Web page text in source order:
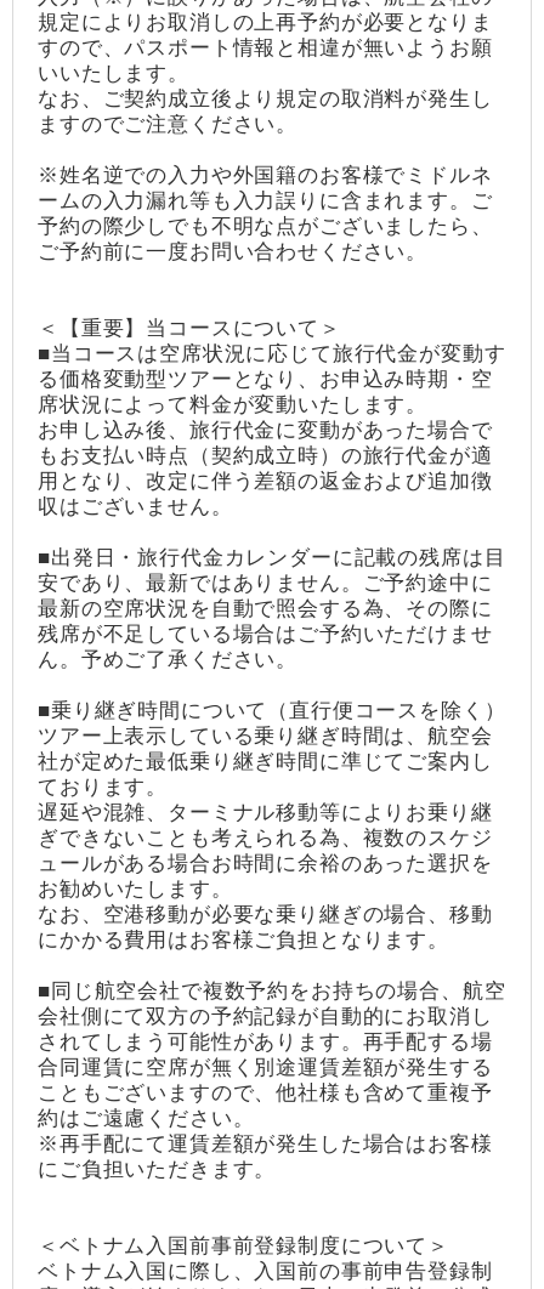
規定によりお取消しの上再予約が必要となりま
すので、パスポート情報と相違が無いようお願
いいたします。
なお、ご契約成立後より規定の取消料が発生し
ますのでご注意ください。
※姓名逆での入力や外国籍のお客様でミドルネ
ームの入力漏れ等も入力誤りに含まれます。ご
予約の際少しでも不明な点がございましたら、
ご予約前に一度お問い合わせください。
＜【重要】当コースについて＞
■当コースは空席状況に応じて旅行代金が変動す
る価格変動型ツアーとなり、お申込み時期・空
席状況によって料金が変動いたします。
お申し込み後、旅行代金に変動があった場合で
もお支払い時点（契約成立時）の旅行代金が適
用となり、改定に伴う差額の返金および追加徴
収はございません。
■出発日・旅行代金カレンダーに記載の残席は目
安であり、最新ではありません。ご予約途中に
最新の空席状況を自動で照会する為、その際に
残席が不足している場合はご予約いただけませ
ん。予めご了承ください。
■乗り継ぎ時間について（直行便コースを除く）
ツアー上表示している乗り継ぎ時間は、航空会
社が定めた最低乗り継ぎ時間に準じてご案内し
ております。
遅延や混雑、ターミナル移動等によりお乗り継
ぎできないことも考えられる為、複数のスケジ
ュールがある場合お時間に余裕のあった選択を
お勧めいたします。
なお、空港移動が必要な乗り継ぎの場合、移動
にかかる費用はお客様ご負担となります。
■同じ航空会社で複数予約をお持ちの場合、航空
会社側にて双方の予約記録が自動的にお取消し
されてしまう可能性があります。再手配する場
合同運賃に空席が無く別途運賃差額が発生する
こともございますので、他社様も含めて重複予
約はご遠慮ください。
※再手配にて運賃差額が発生した場合はお客様
にご負担いただきます。
＜ベトナム入国前事前登録制度について＞
ベトナム入国に際し、入国前の事前申告登録制